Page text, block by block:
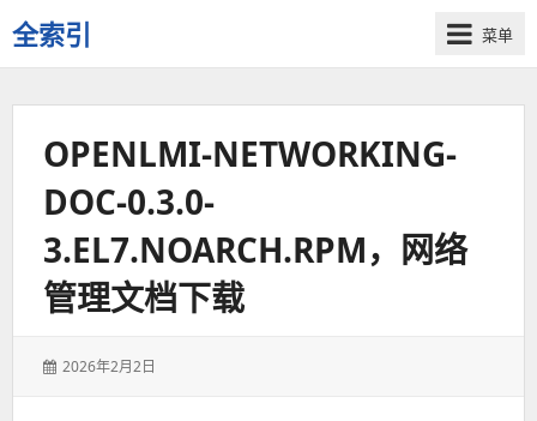
全索引
一
些
菜单
OPENLMI-NETWORKING-
DOC-0.3.0-
3.EL7.NOARCH.RPM，网络
管理文档下载
发
2026年2月2日